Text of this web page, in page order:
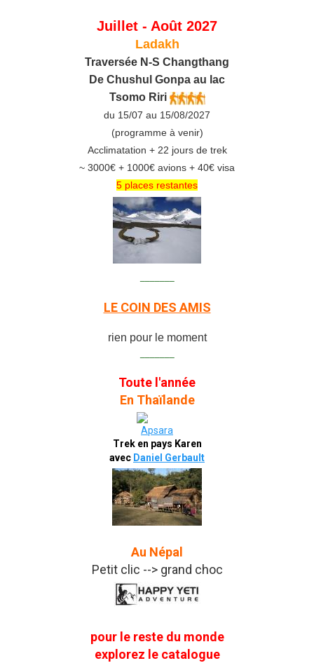
Juillet - Août 2027
Ladakh
Traversée N-S Changthang
De C hushul Gonpa au lac
Tsomo Riri
du 15/07 au 15/08/2027
(programme à venir)
Acclimatation + 22 jours de trek
~ 3000€ + 1000€ avions + 40€ visa
5 places restantes
LE COIN DES AMIS
rien pour le moment
Toute l'année
En Thaïlande
Trek en pays Karen
avec Daniel Gerbault
Au Népal
Petit clic --> grand choc
pour le reste du monde
explorez le catalogue